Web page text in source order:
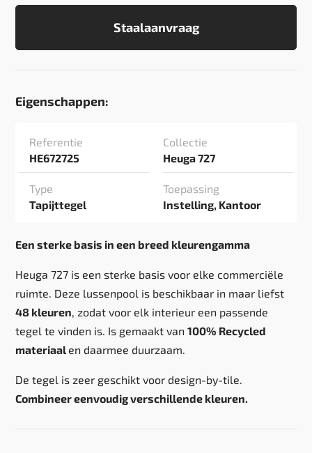
Staalaanvraag
Eigenschappen:
Referentie
HE672725
Collectie
Heuga 727
Type
Tapijttegel
Toepassing
Instelling, Kantoor
Een sterke basis in een breed kleurengamma
Heuga 727 is een sterke basis voor elke commerciële
ruimte. Deze lussenpool is beschikbaar in maar liefst
48 kleuren, zodat voor elk interieur een passende
tegel te vinden is. Is gemaakt van100% Recycled
materiaalen daarmee duurzaam.
De tegel is zeer geschikt voor design-by-tile.
Combineer eenvoudig verschillende kleuren.